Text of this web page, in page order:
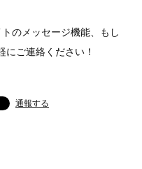
のメッセージ機能、もし
にご連絡ください！
通報する